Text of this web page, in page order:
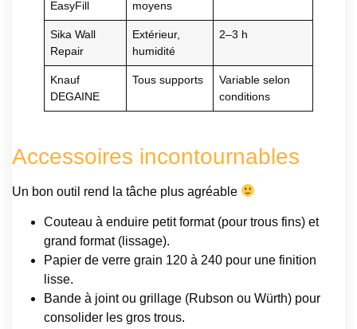
EasyFill
moyens
Sika Wall
Repair
Extérieur,
humidité
2–3 h
Knauf
DEGAINE
Tous supports
Variable selon
conditions
Accessoires incontournables
Un bon outil rend la tâche plus agréable
Couteau à enduire petit format (pour trous fins) et
grand format (lissage).
Papier de verre grain 120 à 240 pour une finition
lisse.
Bande à joint ou grillage (Rubson ou Würth) pour
consolider les gros trous.